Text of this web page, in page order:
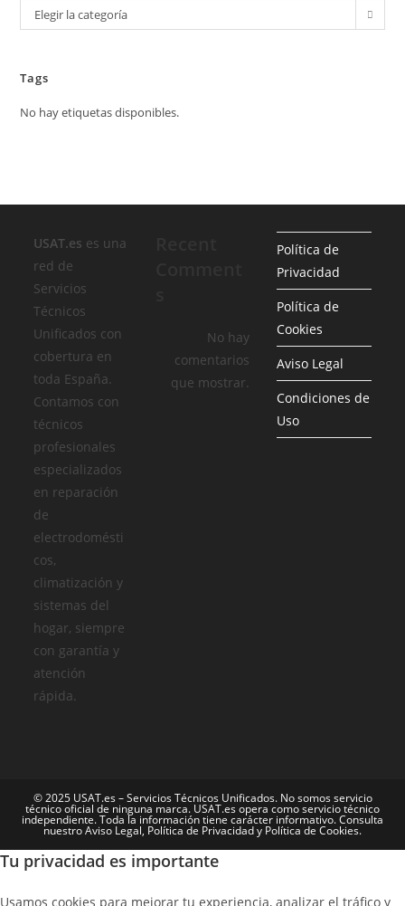
Categorías
Elegir la categoría
Tags
No hay etiquetas disponibles.
USAT.es es una
red de
Servicios
Técnicos
Unificados con
cobertura en
toda España.
Contamos con
técnicos
profesionales
especializados
en reparación
de
electrodomésti
cos,
climatización y
sistemas del
hogar, siempre
con garantía y
atención
rápida.
No hay
comentarios
que mostrar.
Política de
Privacidad
Política de
Cookies
Aviso Legal
Condiciones de
Uso
© 2025 USAT.es – Servicios Técnicos Unificados. No somos servicio
técnico oficial de ninguna marca. USAT.es opera como servicio técnico
independiente. Toda la información tiene carácter informativo. Consulta
nuestro Aviso Legal, Política de Privacidad y Política de Cookies.
Tu privacidad es importante
Usamos cookies para mejorar tu experiencia, analizar el tráfico y